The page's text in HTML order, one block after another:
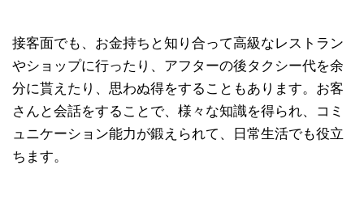
接客面でも、お金持ちと知り合って高級なレストラン
やショップに行ったり、アフターの後タクシー代を余
分に貰えたり、思わぬ得をすることもあります。お客
さんと会話をすることで、様々な知識を得られ、コミ
ュニケーション能力が鍛えられて、日常生活でも役立
ちます。